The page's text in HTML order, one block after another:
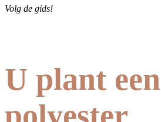
Volg de gids!
U plant een